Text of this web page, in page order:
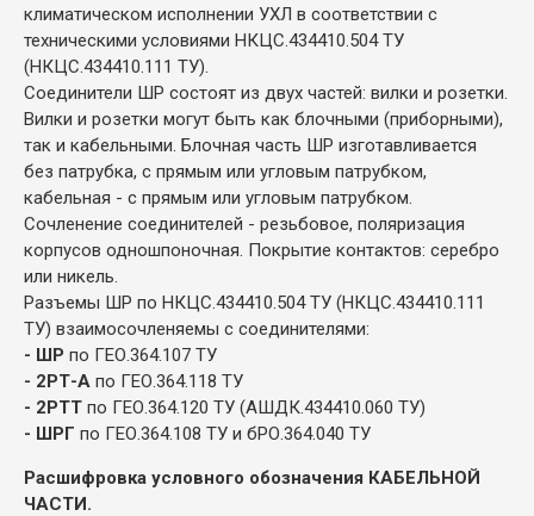
климатическом исполнении УХЛ в соответствии с
техническими условиями НКЦС.434410.504 ТУ
(НКЦС.434410.111 ТУ).
Соединители ШР состоят из двух частей: вилки и розетки.
Вилки и розетки могут быть как блочными (приборными),
так и кабельными. Блочная часть ШР изготавливается
без патрубка, с прямым или угловым патрубком,
кабельная - с прямым или угловым патрубком.
Сочленение соединителей - резьбовое, поляризация
корпусов одношпоночная. Покрытие контактов: серебро
или никель.
Разъемы ШР по НКЦС.434410.504 ТУ (НКЦС.434410.111
ТУ) взаимосочленяемы с соединителями:
- ШР по ГЕО.364.107 ТУ
- 2РТ-А по ГЕО.364.118 ТУ
- 2РТТ по ГЕО.364.120 ТУ (АШДК.434410.060 ТУ)
- ШРГ по ГЕО.364.108 ТУ и бРО.364.040 ТУ
Расшифровка условного обозначения КАБЕЛЬНОЙ
ЧАСТИ.